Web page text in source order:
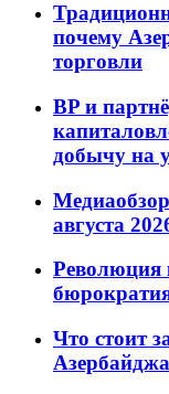
почему
торговли
BP и
добычу на
августа
Революция
Что стоит